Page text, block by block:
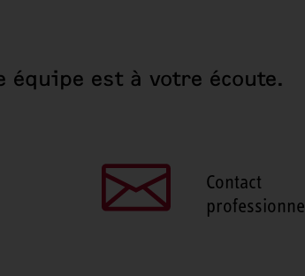
équipe est à votre écoute.
Contact
professionnel